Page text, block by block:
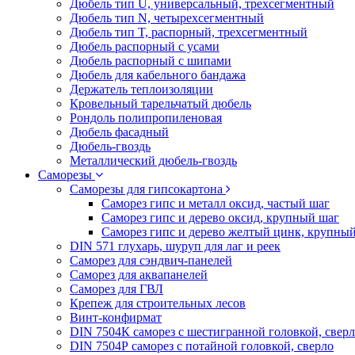
Дюбель тип U, универсальный, трехсегментный
Дюбель тип N, четырехсегментный
Дюбель тип T, распорный, трехсегментный
Дюбель распорный с усами
Дюбель распорный с шипами
Дюбель для кабельного бандажа
Держатель теплоизоляции
Кровельный тарельчатый дюбель
Рондоль полипропиленовая
Дюбель фасадный
Дюбель-гвоздь
Металлический дюбель-гвоздь
Саморезы
Саморезы для гипсокартона
Саморез гипс и металл оксид, частый шаг
Саморез гипс и дерево оксид, крупный шаг
Саморез гипс и дерево желтый цинк,
DIN 571 глухарь, шуруп для лаг и реек
Саморез для сэндвич-панелей
Саморез для аквапанелей
Саморез для ГВЛ
Крепеж для строительных лесов
Винт-конфирмат
DIN 7504К саморез с шестигранной головкой,
DIN 7504Р саморез с потайной головкой, сверло